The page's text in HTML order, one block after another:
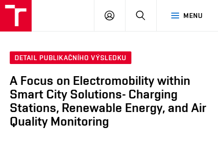
MENU
PŘIHLÁSIT
DETAIL PUBLIKAČNÍHO VÝSLEDKU
A Focus on Electromobility within
Smart City Solutions- Charging
Stations, Renewable Energy, and Air
Quality Monitoring